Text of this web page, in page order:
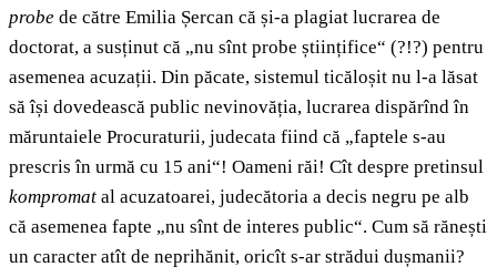
probe de către Emilia Șercan că și-a plagiat lucrarea de
doctorat, a susținut că „nu sînt probe științifice“ (?!?) pentru
asemenea acuzații. Din păcate, sistemul ticăloșit nu l-a lăsat
să își dovedească public nevinovăția, lucrarea dispărînd în
măruntaiele Procuraturii, judecata fiind că „faptele s-au
prescris în urmă cu 15 ani“! Oameni răi! Cît despre pretinsul
kompromat al acuzatoarei, judecătoria a decis negru pe alb
că asemenea fapte „nu sînt de interes public“. Cum să rănești
un caracter atît de neprihănit, oricît s-ar strădui dușmanii?